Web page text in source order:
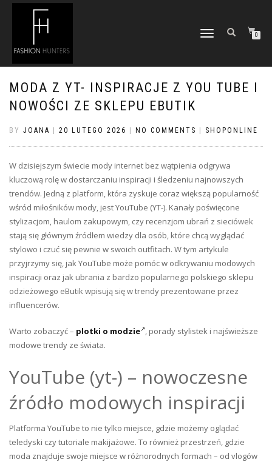
TOGGLE
0
MODA Z YT- INSPIRACJE Z YOU TUBE I
NOWOŚCI ZE SKLEPU EBUTIK
BY JOANA 20 LUTEGO 2026 NO COMMENTS SHOPONLINE
W dzisiejszym świecie mody internet bez wątpienia odgrywa
kluczową rolę w dostarczaniu inspiracji i śledzeniu najnowszych
trendów. Jedną z platform, która zyskuje coraz większą popularność
wśród miłośników mody, jest YouTube (YT-). Kanały poświęcone
stylizacjom, haulom zakupowym, czy recenzjom ubrań z sieciówek
stają się głównym źródłem wiedzy dla osób, które chcą wyglądać
stylowo i czuć się pewnie w swoich outfitach. W tym artykule
przyjrzymy się, jak YouTube może pomóc w odkrywaniu modowych
inspiracji oraz jak ubrania z bardzo popularnego polskiego sklepu
odzieżowego eButik wpisują się w trendy prezentowane przez
influencerów.
Warto zobaczyć – plotki o modzie , porady stylistek i najświeższe
modowe trendy ze świata.
YouTube (yt-) – nowoczesne
źródło modowych inspiracji
Platforma YouTube to nie tylko miejsce, gdzie możemy oglądać
teledyski czy tutoriale makijażowe. To również przestrzeń, gdzie
moda znajduje swoje miejsce w różnorodnych formach – od vlogów